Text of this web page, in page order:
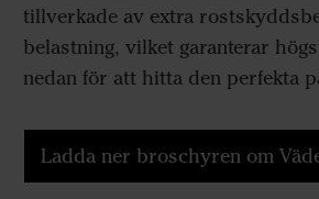
tillverkade av extra
belastning, vilket garanterar
nedan för att hitta den perfekta
Ladda ner broschyren om